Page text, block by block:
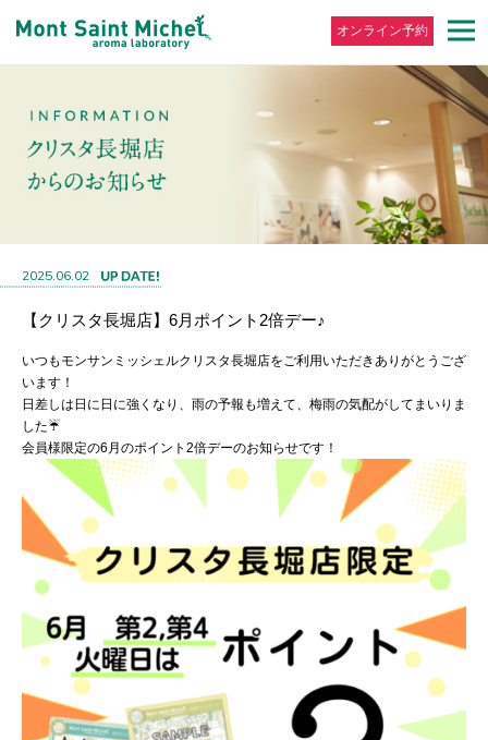
オンライン予約
2025.06.02
【クリスタ長堀店】6月ポイント2倍デー♪
いつもモンサンミッシェルクリスタ長堀店をご利用いただきありがとうござ
います！
日差しは日に日に強くなり、雨の予報も増えて、梅雨の気配がしてまいりま
した☔
会員様限定の6月のポイント2倍デーのお知らせです！